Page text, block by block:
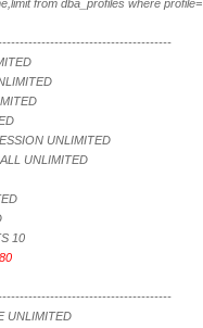
from dba_profiles where
UNLIMITED
UNLIMITED
10
UNLIMITED